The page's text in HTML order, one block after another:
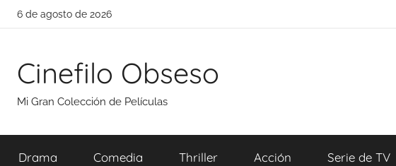
Saltar
6 de agosto de 2026
Cinefilo Obseso
Mi Gran Colección de Películas
Drama Comedia Thriller Acción Serie de TV